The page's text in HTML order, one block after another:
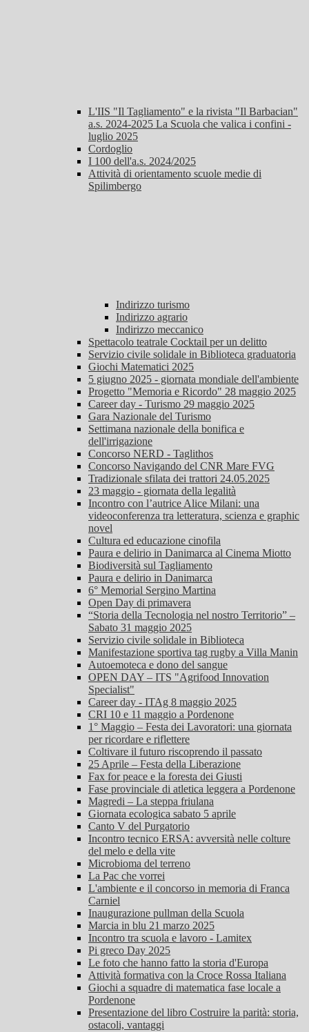
L'IIS "Il Tagliamento" e la rivista "Il Barbacian"
a.s. 2024-2025 La Scuola che valica i confini -
luglio 2025
Cordoglio
I 100 dell'a.s. 2024/2025
Attività di orientamento scuole medie di
Spilimbergo
Indirizzo turismo
Indirizzo agrario
Indirizzo meccanico
Spettacolo teatrale Cocktail per un delitto
Servizio civile solidale in Biblioteca graduatoria
Giochi Matematici 2025
5 giugno 2025 - giornata mondiale dell'ambiente
Progetto "Memoria e Ricordo" 28 maggio 2025
Career day - Turismo 29 maggio 2025
Gara Nazionale del Turismo
Settimana nazionale della bonifica e
dell'irrigazione
Concorso NERD - Taglithos
Concorso Navigando del CNR Mare FVG
Tradizionale sfilata dei trattori 24.05.2025
23 maggio - giornata della legalità
Incontro con l’autrice Alice Milani: una
videoconferenza tra letteratura, scienza e graphic
novel
Cultura ed educazione cinofila
Paura e delirio in Danimarca al Cinema Miotto
Biodiversità sul Tagliamento
Paura e delirio in Danimarca
6° Memorial Sergino Martina
Open Day di primavera
“Storia della Tecnologia nel nostro Territorio” –
Sabato 31 maggio 2025
Servizio civile solidale in Biblioteca
Manifestazione sportiva tag rugby a Villa Manin
Autoemoteca e dono del sangue
OPEN DAY – ITS "Agrifood Innovation
Specialist"
Career day - ITAg 8 maggio 2025
CRI 10 e 11 maggio a Pordenone
1° Maggio – Festa dei Lavoratori: una giornata
per ricordare e riflettere
Coltivare il futuro riscoprendo il passato
25 Aprile – Festa della Liberazione
Fax for peace e la foresta dei Giusti
Fase provinciale di atletica leggera a Pordenone
Magredi – La steppa friulana
Giornata ecologica sabato 5 aprile
Canto V del Purgatorio
Incontro tecnico ERSA: avversità nelle colture
del melo e della vite
Microbioma del terreno
La Pac che vorrei
L'ambiente e il concorso in memoria di Franca
Carniel
Inaugurazione pullman della Scuola
Marcia in blu 21 marzo 2025
Incontro tra scuola e lavoro - Lamitex
Pi greco Day 2025
Le foto che hanno fatto la storia d'Europa
Attività formativa con la Croce Rossa Italiana
Giochi a squadre di matematica fase locale a
Pordenone
Presentazione del libro Costruire la parità: storia,
ostacoli, vantaggi